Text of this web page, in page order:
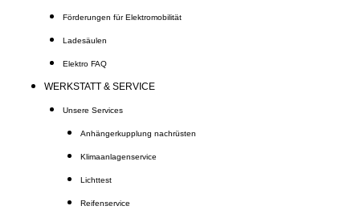
Förderungen für Elektromobilität
Ladesäulen
Elektro FAQ
WERKSTATT & SERVICE
Unsere Services
Anhängerkupplung nachrüsten
Klimaanlagenservice
Lichttest
Reifenservice